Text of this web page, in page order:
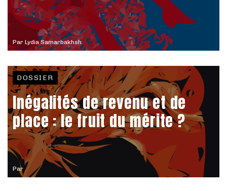
Par Lydia Samarbakhsh
Par
DOSSIER
Inégalités de revenu et de
place : le fruit du mérite ?